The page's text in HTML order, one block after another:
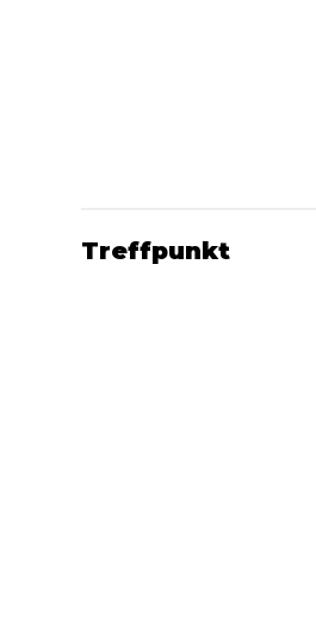
Treffpunkt